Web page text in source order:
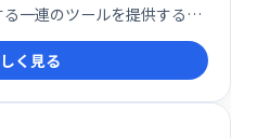
一連のツールを提供する
ラットフォームです。エンタ
あるSharePointを使用す
ワードで保護された一元化さ
ドキュメントを共有できま
く見る